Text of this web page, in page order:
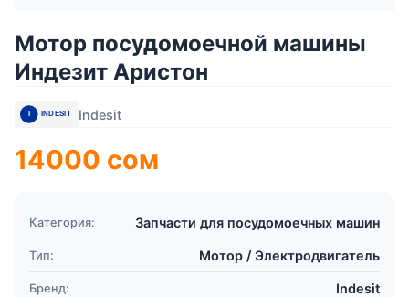
Мотор посудомоечной машины
Индезит Аристон
Indesit
14000 сом
Категория: Запчасти для посудомоечных машин
Тип: Мотор / Электродвигатель
Бренд: Indesit